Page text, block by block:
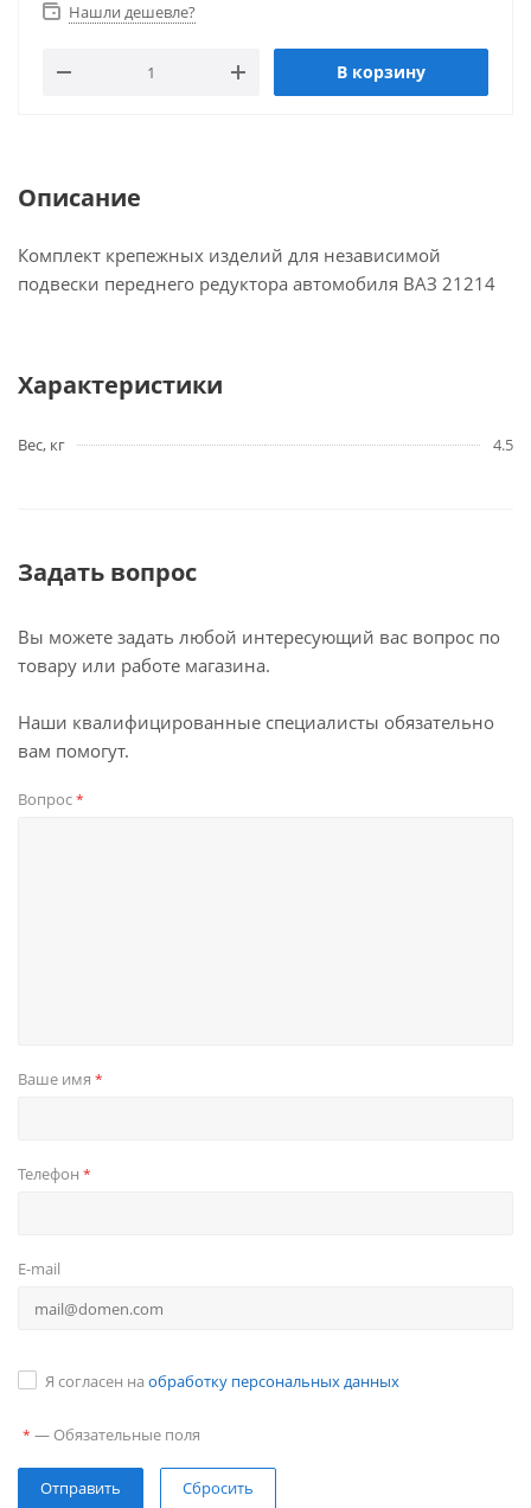
Нашли дешевле?
В корзину
Описание
Комплект крепежных изделий для независимой
подвески переднего редуктора автомобиля ВАЗ 21214
Характеристики
Вес, кг 4.5
Задать вопрос
Вы можете задать любой интересующий вас вопрос по
товару или работе магазина.
Наши квалифицированные специалисты обязательно
вам помогут.
Вопрос*
Ваше имя *
Телефон *
E-mail
Я согласен на обработку персональных данных
* — Обязательные поля
Сбросить